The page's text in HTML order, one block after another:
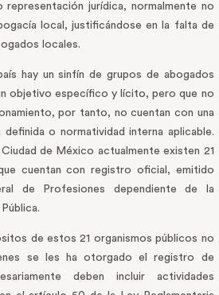
jurídica, normalmente no
local, justificándose en la falta de
locales.
hay un sinfín de grupos de abogados
objetivo específico y lícito, pero que no
por tanto, no cuentan con una
o normatividad interna aplicable.
de México actualmente existen 21
cuentan con registro oficial, emitido
de Profesiones dependiente de la
de estos 21 organismos públicos no
se les ha otorgado el registro de
deben incluir actividades